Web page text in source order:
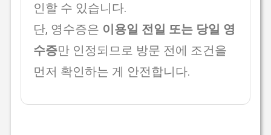
인할 수 있습니다.
단, 영수증은 이용일 전일 또는 당일 영
수증만 인정되므로 방문 전에 조건을
먼저 확인하는 게 안전합니다.